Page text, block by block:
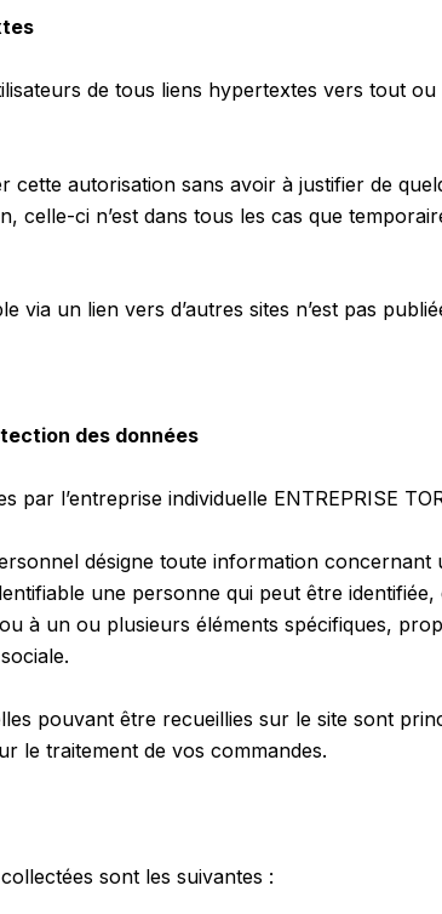
de tous liens hypertextes vers tout
cette autorisation sans avoir à justifier de
celle-ci n’est dans tous les cas que
via un lien vers d’autres sites n’est pas
des données
par l’entreprise individuelle ENTREPRISE
désigne toute information
une personne qui peut être
à un ou plusieurs éléments spécifiques,
pouvant être recueillies sur le site sont
le traitement de vos commandes.
sont les suivantes :